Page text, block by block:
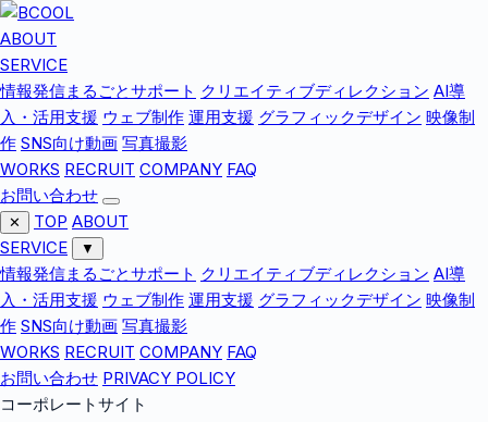
ABOUT
SERVICE
情報発信まるごとサポート クリエイティブディレクション AI導
入・活用支援 ウェブ制作 運用支援 グラフィックデザイン 映像制
作 SNS向け動画 写真撮影
WORKS RECRUIT COMPANY FAQ
お問い合わせ
✕ TOP ABOUT
SERVICE
▼
情報発信まるごとサポート クリエイティブディレクション AI導
入・活用支援 ウェブ制作 運用支援 グラフィックデザイン 映像制
作 SNS向け動画 写真撮影
WORKS RECRUIT COMPANY FAQ
お問い合わせ PRIVACY POLICY
コーポレートサイト